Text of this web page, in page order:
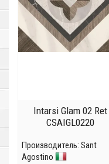
Intarsi Glam 02 Ret
CSAIGL0220
Производитель: Sant
Agostino